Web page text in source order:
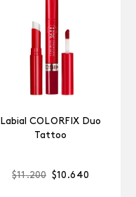
Labial COLORFIX Duo
Tattoo
$11.200 $10 .640